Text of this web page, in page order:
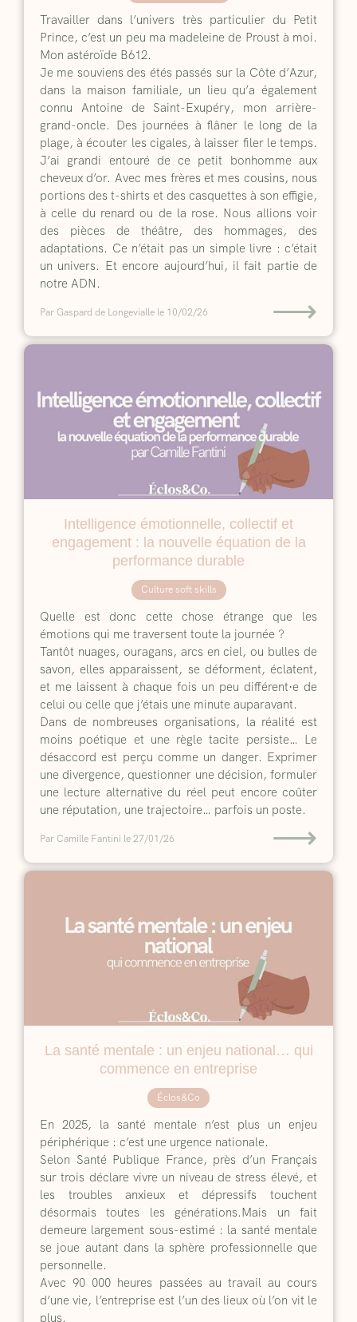
Travailler dans l’univers très particulier du Petit
Prince, c’est un peu ma madeleine de Proust à moi.
Mon astéroïde B612.
Je me souviens des étés passés sur la Côte d’Azur,
dans la maison familiale, un lieu qu’a également
connu Antoine de Saint-Exupéry, mon arrière-
grand-oncle. Des journées à flâner le long de la
plage, à écouter les cigales, à laisser filer le temps.
J’ai grandi entouré de ce petit bonhomme aux
cheveux d’or. Avec mes frères et mes cousins, nous
portions des t-shirts et des casquettes à son effigie,
à celle du renard ou de la rose. Nous allions voir
des pièces de théâtre, des hommages, des
adaptations. Ce n’était pas un simple livre : c’était
un univers. Et encore aujourd’hui, il fait partie de
notre ADN.
Par Gaspard de Longevialle le 10/02/26 ⟶
Intelligence émotionnelle, collectif et
engagement : la nouvelle équation de la
performance durable
Culture soft skills
Quelle est donc cette chose étrange que les
émotions qui me traversent toute la journée ?
Tantôt nuages, ouragans, arcs en ciel, ou bulles de
savon, elles apparaissent, se déforment, éclatent,
et me laissent à chaque fois un peu différent·e de
celui ou celle que j’étais une minute auparavant.
Dans de nombreuses organisations, la réalité est
moins poétique et une règle tacite persiste… Le
désaccord est perçu comme un danger. Exprimer
une divergence, questionner une décision, formuler
une lecture alternative du réel peut encore coûter
une réputation, une trajectoire… parfois un poste.
Par Camille Fantini le 27/01/26 ⟶
La santé mentale : un enjeu national… qui
commence en entreprise
Éclos&Co
En 2025, la santé mentale n’est plus un enjeu
périphérique : c’est une urgence nationale.
Selon Santé Publique France, près d’un Français
sur trois déclare vivre un niveau de stress élevé, et
les troubles anxieux et dépressifs touchent
désormais toutes les générations.Mais un fait
demeure largement sous-estimé : la santé mentale
se joue autant dans la sphère professionnelle que
personnelle.
Avec 90 000 heures passées au travail au cours
d’une vie, l’entreprise est l’un des lieux où l’on vit le
plus.